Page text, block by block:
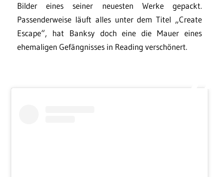
Bilder eines seiner neuesten Werke gepackt.
Passenderweise läuft alles unter dem Titel „Create
Escape“, hat Banksy doch eine die Mauer eines
ehemaligen Gefängnisses in Reading verschönert.